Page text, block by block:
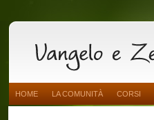
HOME LA COMUNITÀ CORSI